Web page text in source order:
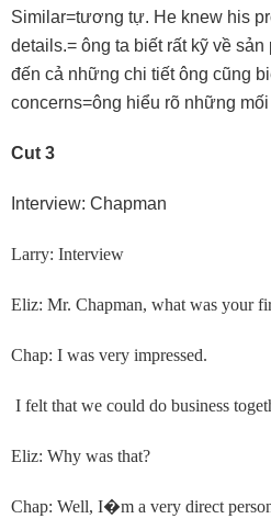
Similar=tương tự. He knew his
details.= ông ta biết rất kỹ về
đến cả những chi tiết ông cũng
concerns=ông hiểu rõ những
Cut 3
Interview: Chapman
Larry: Interview
Eliz: Mr. Chapman, what was your
Chap: I was very impressed.
I felt that we could do business
Eliz: Why was that?
Chap: Well, I�m a very direct